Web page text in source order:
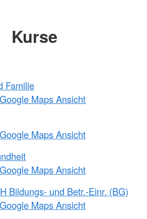
Kurse
Familie
Maps Ansicht
Maps Ansicht
Maps Ansicht
Bildungs- und Betr.-Einr. (BG)
Maps Ansicht